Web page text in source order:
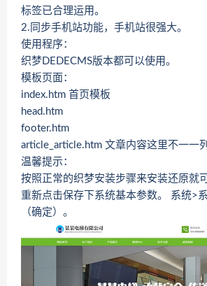
标签已合理运用。
2.同步手机站功能，手机站很强大。
使用程序：
织梦DEDECMS版本都可以使用。
模板页面：
index.htm 首页模板
head.htm
footer.htm
article_article.htm 文章内容这里不一一
温馨提示：
按照正常的织梦安装步骤来安装还原就
重新点击保存下系统基本参数。 系统>
（确定）。